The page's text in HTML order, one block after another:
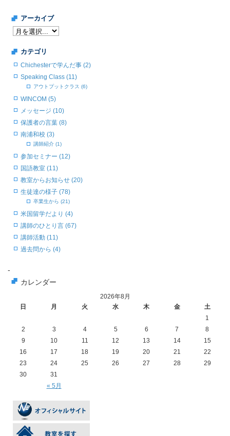
アーカイブ
カテゴリ
Chichesterで学んだ事 (2)
Speaking Class (11)
アウトプットクラス (6)
WINCOM (5)
メッセージ (10)
保護者の言葉 (8)
南浦和校 (3)
講師紹介 (1)
参加セミナー (12)
国語教室 (11)
教室からお知らせ (20)
生徒達の様子 (78)
卒業生から (21)
米国留学だより (4)
講師のひとり言 (67)
講師活動 (11)
過去問から (4)
-
カレンダー
2026年8月
日
月 火 水 木 金 土
« 5月
1
2
3 4 5 6 7
8
9
10 11 12 13 14
15
16
17 18 19 20 21
22
23
24 25 26 27 28
29
30
31